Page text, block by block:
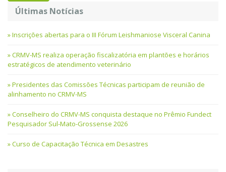
Últimas Notícias
Inscrições abertas para o III Fórum Leishmaniose Visceral Canina
CRMV-MS realiza operação fiscalizatória em plantões e horários
estratégicos de atendimento veterinário
Presidentes das Comissões Técnicas participam de reunião de
alinhamento no CRMV-MS
Conselheiro do CRMV-MS conquista destaque no Prêmio Fundect
Pesquisador Sul-Mato-Grossense 2026
Curso de Capacitação Técnica em Desastres